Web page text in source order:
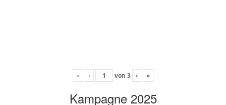
« ‹ von 3 › »
Kampagne 2025